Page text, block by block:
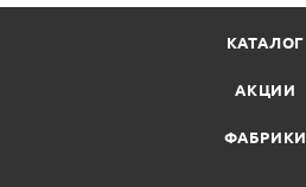
КАТАЛОГ
АКЦИИ
ФАБРИКИ